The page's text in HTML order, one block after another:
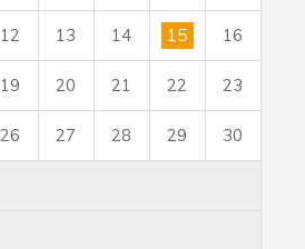
12 13 14 15 16
19 20 21 22 23
26 27 28 29 30